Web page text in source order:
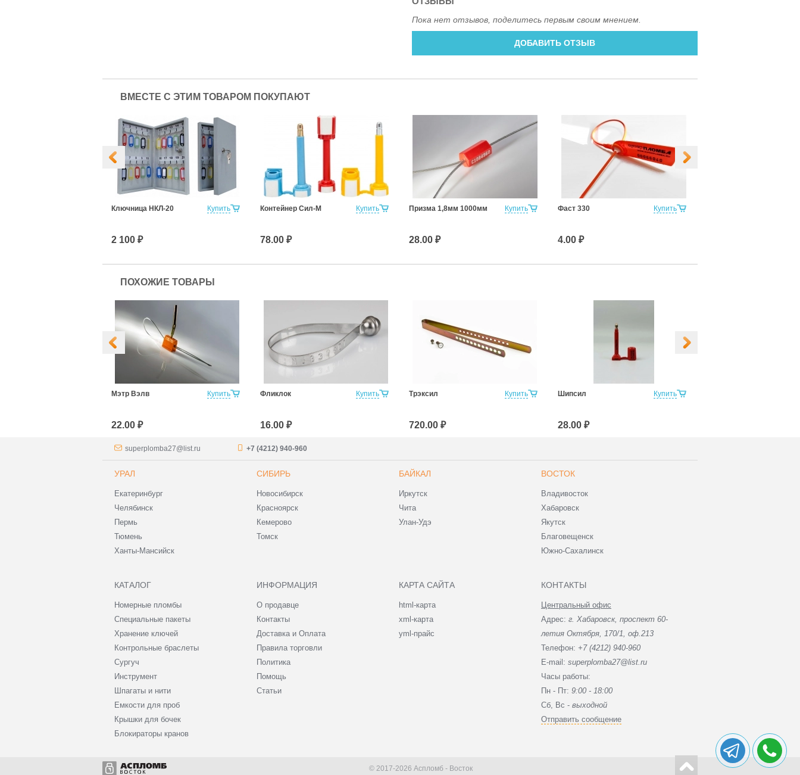
Пока нет отзывов, поделитесь первым своим мнением.
ДОБАВИТЬ ОТЗЫВ
ВМЕСТЕ С ЭТИМ ТОВАРОМ ПОКУПАЮТ
Купить
Ключница НКЛ-20
2 100 ₽
Купить
Контейнер Сил-М
78.00 ₽
Купить
Призма 1,8мм 1000мм
28.00 ₽
Купить
Фаст 330
4.00 ₽
ПОХОЖИЕ ТОВАРЫ
Купить
Мэтр Вэлв
22.00 ₽
Купить
Фликлок
16.00 ₽
Купить
Трэксил
720.00 ₽
Купить
Шипсил
28.00 ₽
superplomba27@list.ru +7 (4212) 940-960
УРАЛ
Екатеринбург
Челябинск
Пермь
Тюмень
Ханты-Мансийск
СИБИРЬ
Новосибирск
Красноярск
Кемерово
Томск
БАЙКАЛ
Иркутск
Чита
Улан-Удэ
ВОСТОК
Владивосток
Хабаровск
Якутск
Благовещенск
Южно-Сахалинск
КАТАЛОГ
Номерные пломбы
Специальные пакеты
Хранение ключей
Контрольные браслеты
Сургуч
Инструмент
Шпагаты и нити
Емкости для проб
Крышки для бочек
Блокираторы кранов
ИНФОРМАЦИЯ
О продавце
Контакты
Доставка и Оплата
Правила торговли
Политика
Помощь
Статьи
КАРТА САЙТА
html-карта
xml-карта
yml-прайс
КОНТАКТЫ
Центральный офис
Адрес: г. Хабаровск, проспект 60-
летия Октября, 170/1, оф.213
Телефон: +7 (4212) 940-960
E-mail: superplomba27@list.ru
Часы работы:
Пн - Пт: 9:00 - 18:00
Сб, Вc - выходной
Отправить сообщение
© 2017-2026 Аспломб - Восток